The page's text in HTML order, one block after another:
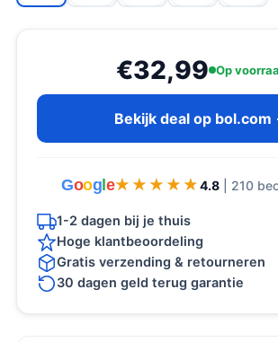
€32,99 Op
Bekijk deal op bol.com
Goog e★★★★★
★★★★★ 4.8 | 210
1-2 dagen bij je thuis
Hoge klantbeoordeling
Gratis verzending & retourneren
30 dagen geld terug garantie